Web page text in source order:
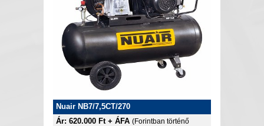
Nuair NB7/7,5CT/270
Ár: 620.000 Ft + ÁFA (Forintban történő